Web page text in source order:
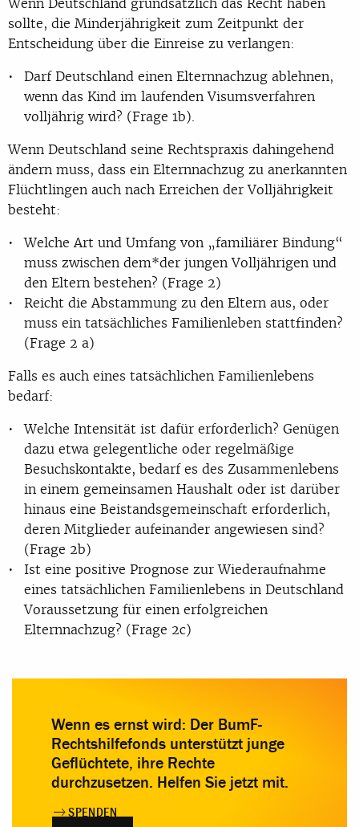
sollte, die Minderjährigkeit zum Zeitpunkt der
Entscheidung über die Einreise zu verlangen:
Darf Deutschland einen Elternnachzug ablehnen,
wenn das Kind im laufenden Visumsverfahren
volljährig wird? (Frage 1b).
Wenn Deutschland seine Rechtspraxis dahingehend
ändern muss, dass ein Elternnachzug zu anerkannten
Flüchtlingen auch nach Erreichen der Volljährigkeit
besteht:
Welche Art und Umfang von „familiärer Bindung“
muss zwischen dem*der jungen Volljährigen und
den Eltern bestehen? (Frage 2)
Reicht die Abstammung zu den Eltern aus, oder
muss ein tatsächliches Familienleben stattfinden?
(Frage 2 a)
Falls es auch eines tatsächlichen Familienlebens
bedarf:
Welche Intensität ist dafür erforderlich? Genügen
dazu etwa gelegentliche oder regelmäßige
Besuchskontakte, bedarf es des Zusammenlebens
in einem gemeinsamen Haushalt oder ist darüber
hinaus eine Beistandsgemeinschaft erforderlich,
deren Mitglieder aufeinander angewiesen sind?
(Frage 2b)
Ist eine positive Prognose zur Wiederaufnahme
eines tatsächlichen Familienlebens in Deutschland
Voraussetzung für einen erfolgreichen
Elternnachzug? (Frage 2c)
Wenn es ernst wird: Der BumF-
Rechtshilfefonds unterstützt junge
Geflüchtete, ihre Rechte
durchzusetzen. Helfen Sie jetzt mit.
SPENDEN